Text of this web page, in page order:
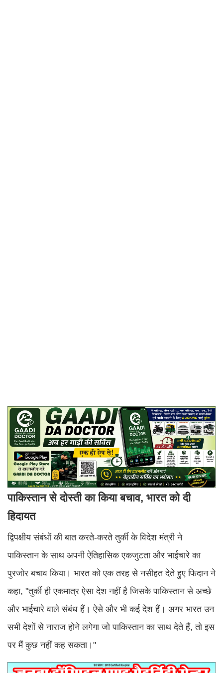
पाकिस्तान से दोस्ती का किया बचाव, भारत को दी
हिदायत
द्विपक्षीय संबंधों की बात करते-करते तुर्की के विदेश मंत्री ने
पाकिस्तान के साथ अपनी ऐतिहासिक एकजुटता और भाईचारे का
पुरजोर बचाव किया। भारत को एक तरह से नसीहत देते हुए फिदान ने
कहा, "तुर्की ही एकमात्र ऐसा देश नहीं है जिसके पाकिस्तान से अच्छे
और भाईचारे वाले संबंध हैं। ऐसे और भी कई देश हैं। अगर भारत उन
सभी देशों से नाराज होने लगेगा जो पाकिस्तान का साथ देते हैं, तो इस
पर मैं कुछ नहीं कह सकता।"